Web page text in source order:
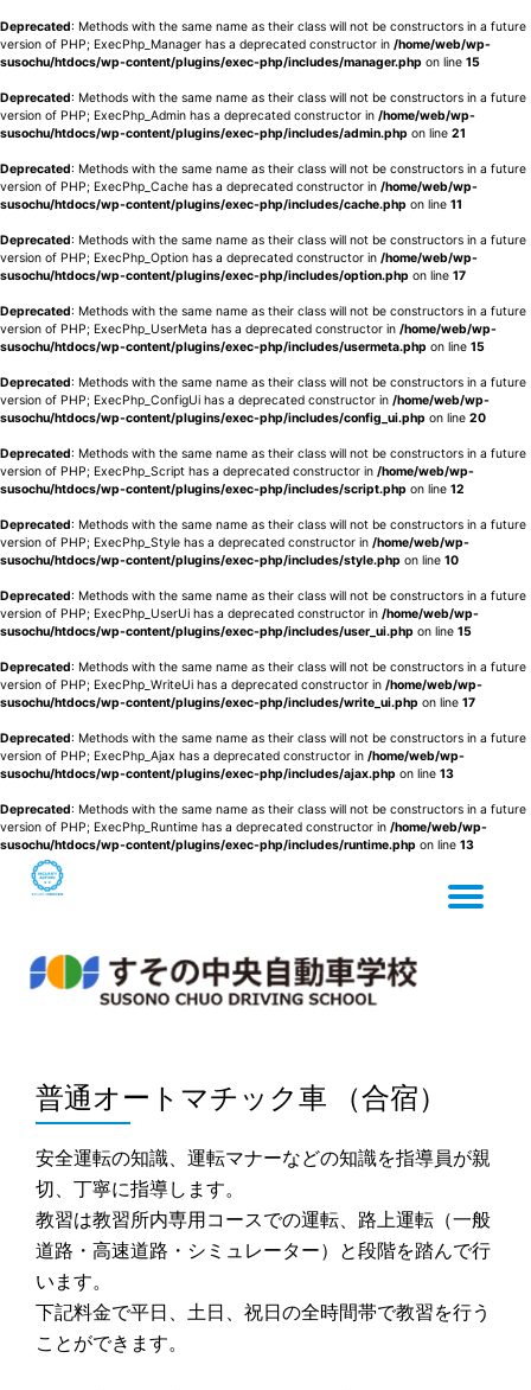
Deprecated: Methods with the same name as their class will not be constructors in a future
version of PHP; ExecPhp_Manager has a deprecated constructor in /home/web/wp-
susochu/htdocs/wp-content/plugins/exec-php/includes/manager.php on line 15
Deprecated: Methods with the same name as their class will not be constructors in a future
version of PHP; ExecPhp_Admin has a deprecated constructor in /home/web/wp-
susochu/htdocs/wp-content/plugins/exec-php/includes/admin.php on line 21
Deprecated: Methods with the same name as their class will not be constructors in a future
version of PHP; ExecPhp_Cache has a deprecated constructor in /home/web/wp-
susochu/htdocs/wp-content/plugins/exec-php/includes/cache.php on line 11
Deprecated: Methods with the same name as their class will not be constructors in a future
version of PHP; ExecPhp_Option has a deprecated constructor in /home/web/wp-
susochu/htdocs/wp-content/plugins/exec-php/includes/option.php on line 17
Deprecated: Methods with the same name as their class will not be constructors in a future
version of PHP; ExecPhp_UserMeta has a deprecated constructor in /home/web/wp-
susochu/htdocs/wp-content/plugins/exec-php/includes/usermeta.php on line 15
Deprecated: Methods with the same name as their class will not be constructors in a future
version of PHP; ExecPhp_ConfigUi has a deprecated constructor in /home/web/wp-
susochu/htdocs/wp-content/plugins/exec-php/includes/config_ui.php on line 20
Deprecated: Methods with the same name as their class will not be constructors in a future
version of PHP; ExecPhp_Script has a deprecated constructor in /home/web/wp-
susochu/htdocs/wp-content/plugins/exec-php/includes/script.php on line 12
Deprecated: Methods with the same name as their class will not be constructors in a future
version of PHP; ExecPhp_Style has a deprecated constructor in /home/web/wp-
susochu/htdocs/wp-content/plugins/exec-php/includes/style.php on line 10
Deprecated: Methods with the same name as their class will not be constructors in a future
version of PHP; ExecPhp_UserUi has a deprecated constructor in /home/web/wp-
susochu/htdocs/wp-content/plugins/exec-php/includes/user_ui.php on line 15
Deprecated: Methods with the same name as their class will not be constructors in a future
version of PHP; ExecPhp_WriteUi has a deprecated constructor in /home/web/wp-
susochu/htdocs/wp-content/plugins/exec-php/includes/write_ui.php on line 17
Deprecated: Methods with the same name as their class will not be constructors in a future
version of PHP; ExecPhp_Ajax has a deprecated constructor in /home/web/wp-
susochu/htdocs/wp-content/plugins/exec-php/includes/ajax.php on line 13
Deprecated: Methods with the same name as their class will not be constructors in a future
version of PHP; ExecPhp_Runtime has a deprecated constructor in /home/web/wp-
susochu/htdocs/wp-content/plugins/exec-php/includes/runtime.php on line 13
普通オートマチック車 （合宿）
安全運転の知識、運転マナーなどの知識を指導員が親
切、丁寧に指導します。
教習は教習所内専用コースでの運転、路上運転（一般
道路・高速道路・シミュレーター）と段階を踏んで行
います。
下記料金で平日、土日、祝日の全時間帯で教習を行う
ことができます。